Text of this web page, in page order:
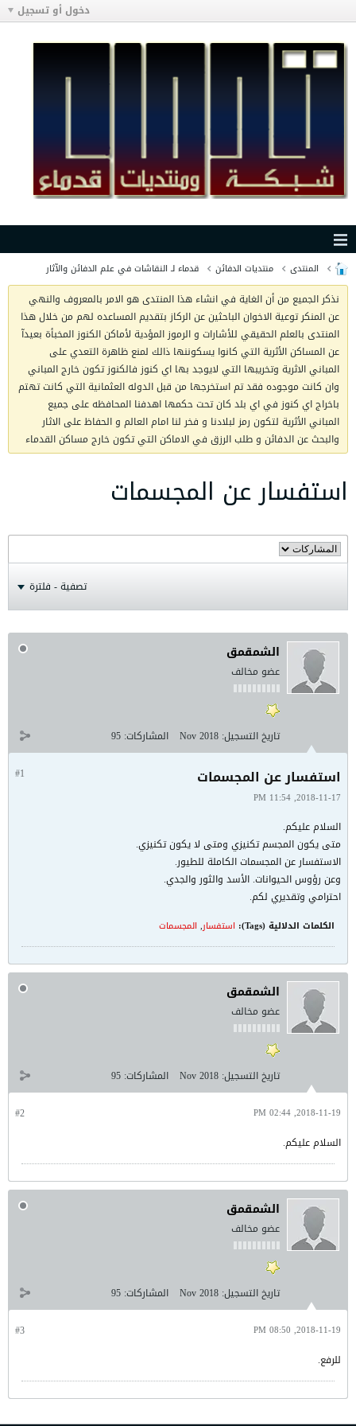
دخول أو تسجيل
المنتدى منتديات الدفائن قدماء لـ النقاشات في علم الدفائن والآثار
نذكر الجميع من أن الغاية في انشاء هذا المنتدى هو الامر بالمعروف والنهي
عن المنكر توعية الاخوان الباحثين عن الركاز بتقديم المساعده لهم من خلال هذا
المنتدى بالعلم الحقيقي للأشارات و الرموز المؤدية لأماكن الكنوز المخبأة بعيدآ
عن المساكن الأثرية التي كانوا يسكوننها ذالك لمنع ظاهرة التعدي على
المباني الاثرية وتخريبها التي لايوجد بها اي كنوز فالكنوز تكون خارج المباني
وان كانت موجوده فقد تم استخرجها من قبل الدوله العثمانية التي كانت تهتم
باخراج اي كنوز في اي بلد كان تحت حكمها اهدفنا المحافظه على جميع
المباني الأثرية لتكون رمز لبلادنا و فخر لنا امام العالم و الحفاظ على الاثار
والبحث عن الدفائن و طلب الرزق في الاماكن التي تكون خارج مساكن القدماء
استفسار عن المجسمات
تصفية - فلترة
الشمقمق
عضو مخالف
تاريخ التسجيل: Nov 2018 المشاركات: 95
#1 استفسار عن المجسمات
2018-11-17, 11:54 PM
السلام عليكم.
متى يكون المجسم تكنيزي ومتى لا يكون تكنيزي.
الاستفسار عن المجسمات الكاملة للطيور.
وعن رؤوس الحيوانات. الأسد والثور والجدي.
احترامي وتقديري لكم.
الكلمات الدلالية (Tags): استفسار, المجسمات
الشمقمق
عضو مخالف
تاريخ التسجيل: Nov 2018 المشاركات: 95
#2 2018-11-19, 02:44 PM
السلام عليكم.
الشمقمق
عضو مخالف
تاريخ التسجيل: Nov 2018 المشاركات: 95
#3 2018-11-19, 08:50 PM
للرفع.